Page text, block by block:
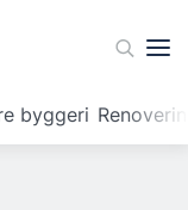
byggeri